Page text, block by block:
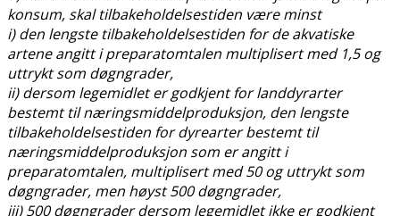
konsum, skal tilbakeholdelsestiden være minst
i) den lengste tilbakeholdelsestiden for de akvatiske
artene angitt i preparatomtalen multiplisert med 1,5 og
uttrykt som døgngrader,
ii) dersom legemidlet er godkjent for landdyrarter
bestemt til næringsmiddelproduksjon, den lengste
tilbakeholdelsestiden for dyrearter bestemt til
næringsmiddelproduksjon som er angitt i
preparatomtalen, multiplisert med 50 og uttrykt som
døgngrader, men høyst 500 døgngrader,
iii) 500 døgngrader dersom legemidlet ikke er godkjent